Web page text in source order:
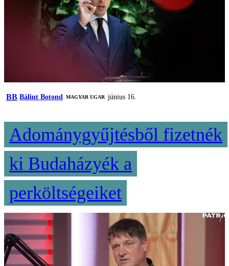
BB Bálint Botond MAGYAR UGAR június 16.
Adománygyűjtésből fizetnék
ki Budaházyék a
perköltségeiket